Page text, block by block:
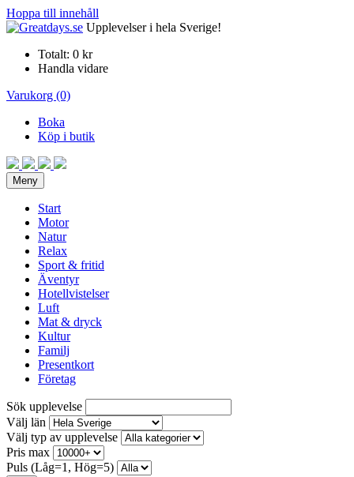
Hoppa till innehåll
Upplevelser i hela Sverige!
Totalt: 0 kr
Handla vidare
Varukorg (0)
Boka
Köp i butik
Meny
Start
Motor
Natur
Relax
Sport & fritid
Äventyr
Hotellvistelser
Luft
Mat & dryck
Kultur
Familj
Presentkort
Företag
Sök upplevelse
Välj län
Välj typ av upplevelse
Pris max
Puls (Låg=1, Hög=5)